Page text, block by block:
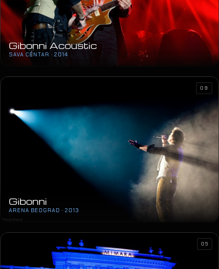
Mamma Mia!
ZGK KOMEDIJA · 2015
Gibonni Acoustic